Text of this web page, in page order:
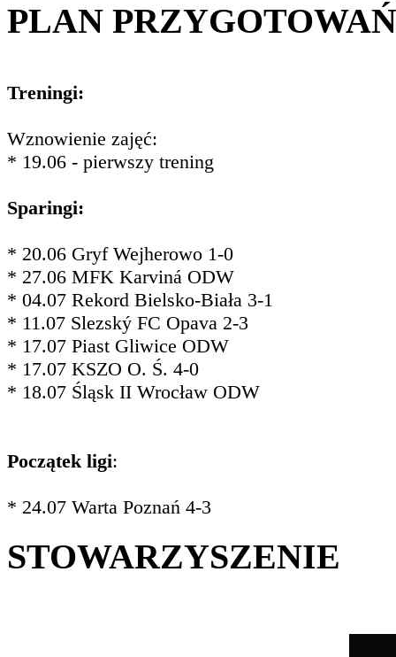
PLAN PRZYGOTOWAŃ
Treningi:
Wznowienie zajęć:
* 19.06 - pierwszy trening
Sparingi:
* 20.06 Gryf Wejherowo 1-0
* 27.06 MFK Karviná ODW
* 04.07 Rekord Bielsko-Biała 3-1
* 11.07 Slezský FC Opava 2-3
* 17.07 Piast Gliwice ODW
* 17.07 KSZO O. Ś. 4-0
* 18.07 Śląsk II Wrocław ODW
Początek ligi:
* 24.07 Warta Poznań 4-3
STOWARZYSZENIE